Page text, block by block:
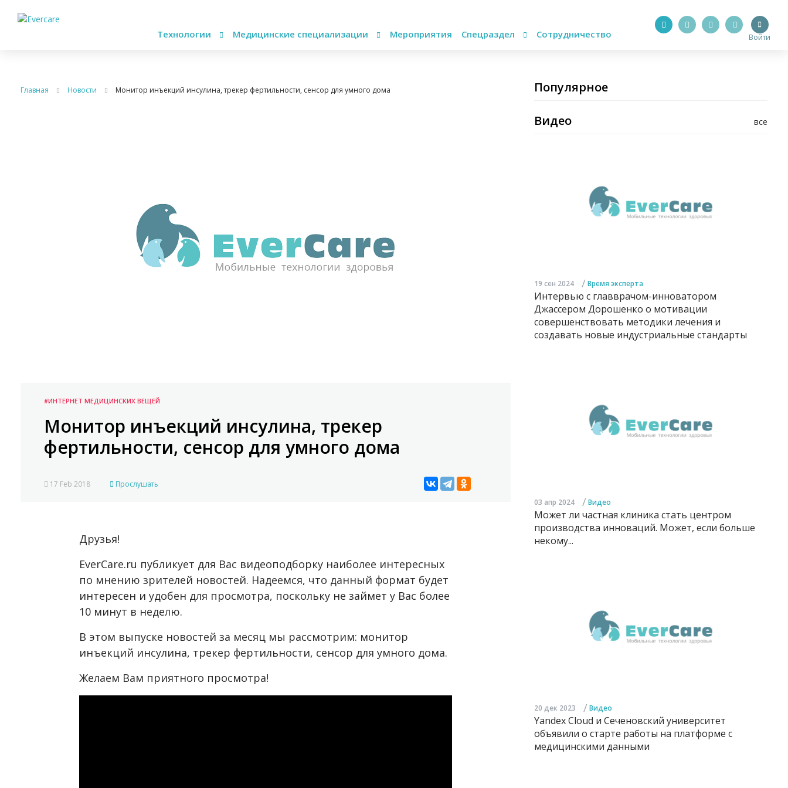
Технологии Медицинские специализации Мероприятия Спецраздел Сотрудничество Войти
Главная Новости Монитор инъекций инсулина, трекер фертильности, сенсор для умного дома
#ИНТЕРНЕТ МЕДИЦИНСКИХ ВЕЩЕЙ
Монитор инъекций инсулина, трекер
фертильности, сенсор для умного дома
17 Feb 2018 Прослушать
Друзья!
EverCare.ru публикует для Вас видеоподборку наиболее интересных
по мнению зрителей новостей. Надеемся, что данный формат будет
интересен и удобен для просмотра, поскольку не займет у Вас более
10 минут в неделю.
В этом выпуске новостей за месяц мы рассмотрим: монитор
инъекций инсулина, трекер фертильности, сенсор для умного дома.
Желаем Вам приятного просмотра!
Популярное
все
Видео
19 сен 2024 / Время эксперта
Интервью с главврачом-инноватором
Джассером Дорошенко о мотивации
совершенствовать методики лечения и
создавать новые индустриальные стандарты
03 апр 2024 / Видео
Может ли частная клиника стать центром
производства инноваций. Может, если больше
некому...
20 дек 2023 / Видео
Yandex Cloud и Сеченовский университет
объявили о старте работы на платформе с
медицинскими данными